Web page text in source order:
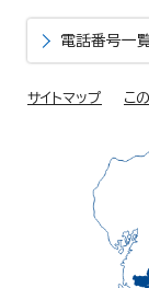
電話番号一
サイトマップ こ